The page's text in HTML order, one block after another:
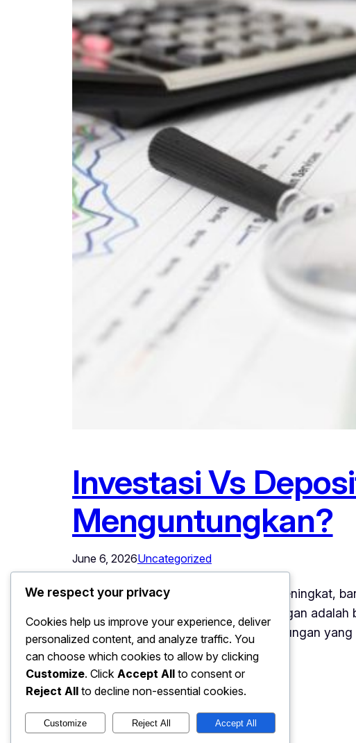
Investasi Vs
Menguntungkan?
June 6, 2026Uncategorized
Investasi Vs Deposit – Ketika inflasi meningkat,
pilihan yang sering menjadi pertimbangan
karakteristik, risiko, dan potensi keuntungan
kondisi ekonomi yang…
We respect your privacy
Cookies help us improve your experience, deliver
personalized content, and analyze traffic. You
can choose which cookies to allow by clicking
Customize. Click Accept All to consent or
Reject All to decline non-essential cookies.
Customize Reject All Accept All